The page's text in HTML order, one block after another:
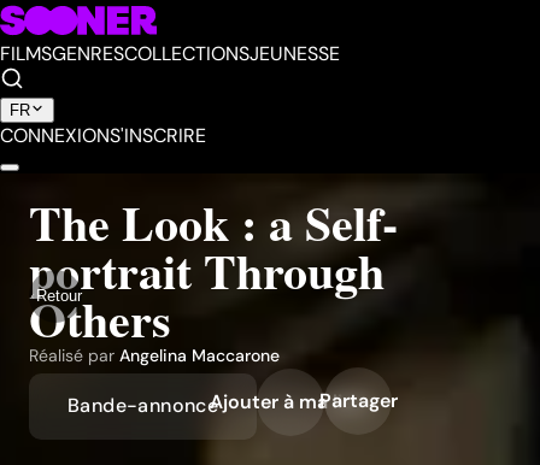
FILMSGENRESCOLLECTIONSJEUNESSE
FR
CONNEXIONS'INSCRIRE
Retour
The Look : a Self-
portrait Through
Others
Réalisé par Angelina Maccarone
Bande-annonceAjouter à ma liste
Partager